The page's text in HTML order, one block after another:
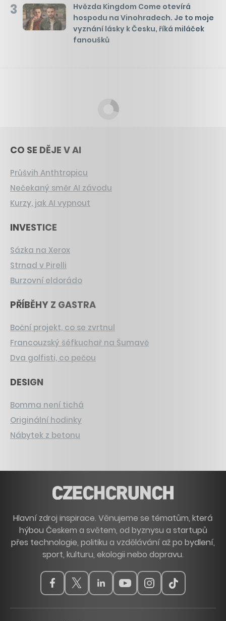
3
Hvězda Kingdom Come otevírá
hospodu na Vinohradech. Je to moje
vyznání lásky k Česku, říká miláček
fanoušků
CO SE DĚJE V AI
Průšvih Anthtropicu
Nečekaný směr AI závodu
Kurzy, jak AI vypnout
INVESTICE
Sázka na Xerox
Strnad v Pirelli
Burzovní eldorádo
PŘÍBĚHY Z GASTRA
Boční projekt, co se zvrtnul
Francouzský šéfkuchař na Šumavě
Dva golfisti, co pečou
DESIGN
Bomma není tichá
Originální hodinky
Nábytek z betonu
Hlavní zdroj inspirace. Věnujeme se tématům, která
hýbou Českem a světem, od byznysu a startupů
přes technologie, politiku a vzdělávání až po bydlení,
sport, kulturu, ekologii nebo dopravu.